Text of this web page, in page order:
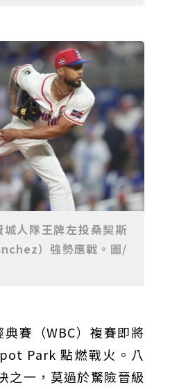
自來台分享生命淚水
洲 Joint TAG全球專家會議臺北
「中投新市鎮」 交通與醫療跨
溪媽、大庄媽三媽首度齊巡逢
空
封小熊奪第3勝！宰制力複製
爆世代傳承
節政大登場 結合大文山友善食農與地方創生
！德國Walther Rathenau師生
文化與前瞻工業實作
夏水域系列活動本周六起兩地
13校「游於藝」成果展 導覽小
年風俗
量突破4,000萬人次 「天空綠
金甌女中師生齊聚《飛吧！熊
化與生態永續教育
墩！「藝馬登豐」2026台灣工
博館、成大《時空丈量師》特
候變遷真相
島嶼天空號」首航臺中港 參山處
！江啟臣偕運彩公會挺萬和國
助小將 4 月全中運奪金
13年的堅持！ 中山醫大牙醫系
人隊王牌左投桑契斯
）強勢應戰。圖/
賽（WBC）複賽即將
Park 點燃戰火。八
之一，莫過於驚險晉級